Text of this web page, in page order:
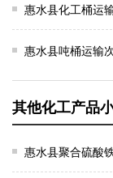
惠水县化工桶运
惠水县吨桶运输
其他化工产品
惠水县聚合硫酸